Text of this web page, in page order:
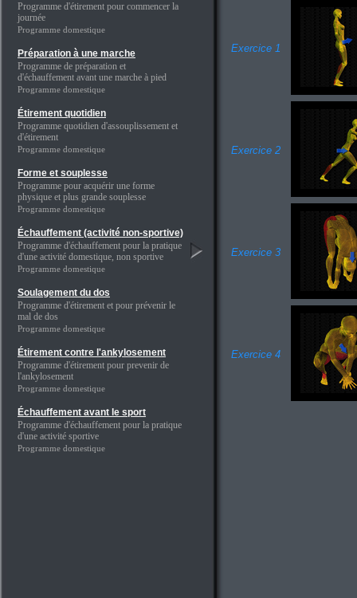
Programme d'étirement pour commencer la
journée
Programme domestique
Préparation à une marche
Programme de préparation et
d'échauffement avant une marche à pied
Programme domestique
Étirement quotidien
Programme quotidien d'assouplissement et
d'étirement
Programme domestique
Forme et souplesse
Programme pour acquérir une forme
physique et plus grande souplesse
Programme domestique
Échauffement (activité non-sportive)
Programme d'échauffement pour la pratique
d'une activité domestique, non sportive
Programme domestique
Soulagement du dos
Programme d'étirement et pour prévenir le
mal de dos
Programme domestique
Étirement contre l'ankylosement
Programme d'étirement pour prevenir de
l'ankylosement
Programme domestique
Échauffement avant le sport
Programme d'échauffement pour la pratique
d'une activité sportive
Programme domestique
Exercice 1
Exercice 2
Exercice 3
Exercice 4